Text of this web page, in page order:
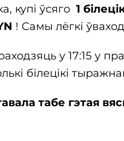
купі ўсяго 1
! Самы лёгкі
у 17:15 у
білецікі
табе гэтая